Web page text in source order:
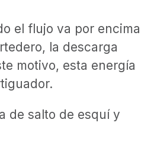
el flujo va por encima
la descarga
motivo, esta energía
de salto de esquí y